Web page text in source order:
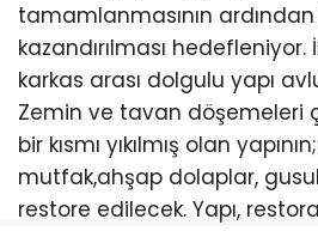
tamamlanmasının
kazandırılması hedefleniyor.
karkas arası dolgulu yapı
Zemin ve tavan döşemeleri
bir kısmı yıkılmış olan
mutfak,ahşap dolaplar,
restore edilecek. Yapı,